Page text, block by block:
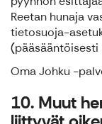
Reetan hunaja
tietosuoja-
(pääsääntöisesti
Oma Johku -
10. Muut